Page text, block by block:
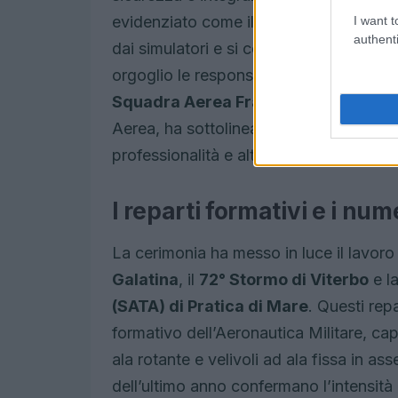
I want
evidenziato come il brevetto sia il
dai simulatori e si consolida in volo,
orgoglio le responsabilità connesse
Squadra Aerea Francesco Vestito
,
Aerea, ha sottolineato il significato
professionalità e altruismo.
I reparti formativi e i
La cerimonia ha messo in luce il
Galatina, il 72° Stormo di Viterbo e la
(SATA) di Pratica di Mare. Questi
formativo dell’Aeronautica Militare,
ala rotante e velivoli ad ala fissa in
dell’ultimo anno confermano